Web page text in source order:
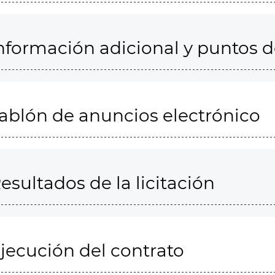
adicional y puntos
de anuncios electrónico
de la licitación
del contrato